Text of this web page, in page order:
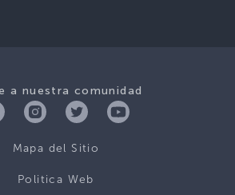
a nuestra comunidad
Mapa del Sitio
Politica Web